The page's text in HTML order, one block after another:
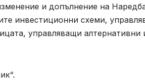
и допълнение на
инвестиционни схеми,
управляващи алтернативни